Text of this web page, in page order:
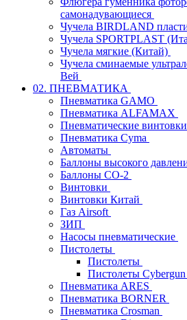
самонадувающиеся
Чучела BIRDLAND
Чучела SPORTPLAST
Чучела мягкие (Китай)
Чучела сминаемые
Вей
02. ПНЕВМАТИКА
Пневматика GAMO
Пневматика ALFAMAX
Пневматические
Пневматика Cyma
Автоматы
Баллоны высокого
Баллоны СО-2
Винтовки
Винтовки Китай
Газ Airsoft
ЗИП
Насосы пневматические
Пистолеты
Пистолеты
Пистолеты
Пневматика ARES
Пневматика BORNER
Пневматика Crosman